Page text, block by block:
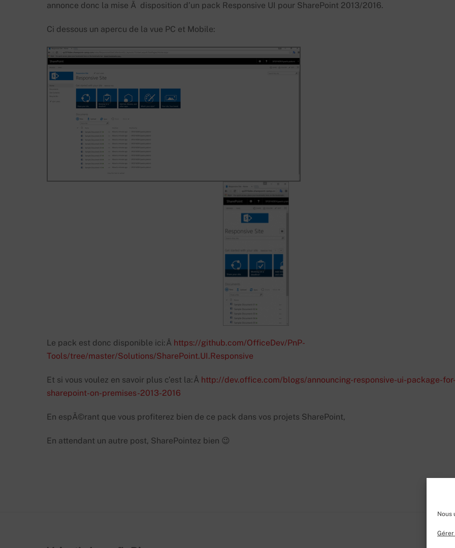
Nous
annonce donc la mise Ã disposition d’un pack Responsive UI pour SharePoint 2013/2016.
Ci dessous un apercu de la vue PC et Mobile:
Le pack est donc disponible ici:Â https://github.com/OfficeDev/PnP-
Tools/tree/master/Solutions/SharePoint.UI.Responsive
Et si vous voulez en savoir plus c’est la:Â http://dev.office.com/blogs/announcing-responsive-ui-package-
sharepoint-on-premises-2013-2016
En espÃ©rant que vous profiterez bien de ce pack dans vos projets SharePoint,
En attendant un autre post, SharePointez bien 😉